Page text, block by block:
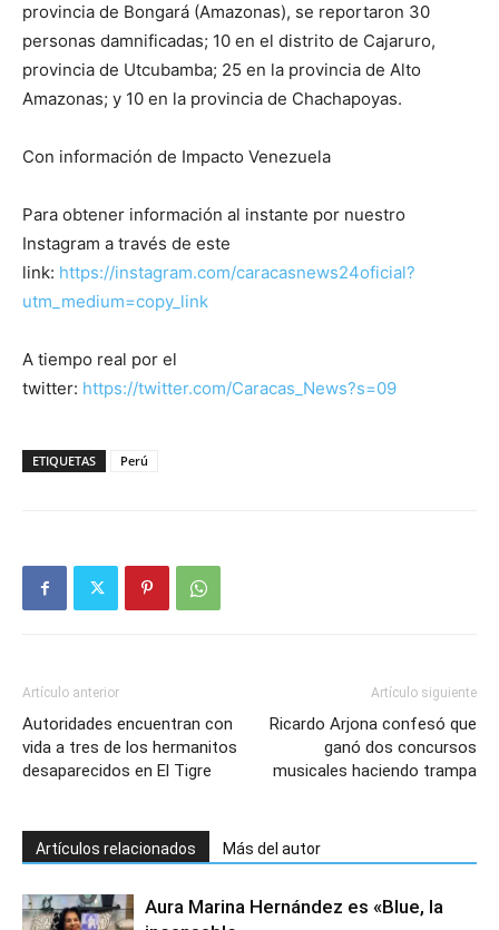
provincia de Bongará (Amazonas), se reportaron 30
personas damnificadas; 10 en el distrito de Cajaruro,
provincia de Utcubamba; 25 en la provincia de Alto
Amazonas; y 10 en la provincia de Chachapoyas.
Con información de Impacto Venezuela
Para obtener información al instante por nuestro
Instagram a través de este
link: https://instagram.com/caracasnews24oficial?
utm_medium=copy_link
A tiempo real por el
twitter: https://twitter.com/Caracas_News?s=09
ETIQUETAS Perú
Artículo anterior
Autoridades encuentran con
vida a tres de los hermanitos
desaparecidos en El Tigre
Artículo siguiente
Ricardo Arjona confesó que
ganó dos concursos
musicales haciendo trampa
Artículos relacionados Más del autor
Aura Marina Hernández es «Blue, la